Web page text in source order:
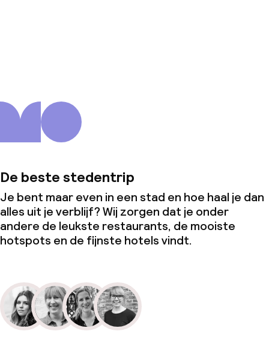
De beste stedentrip
Je bent maar even in een stad en hoe haal je dan
alles uit je verblijf? Wij zorgen dat je onder
andere de leukste restaurants, de mooiste
hotspots en de fijnste hotels vindt.